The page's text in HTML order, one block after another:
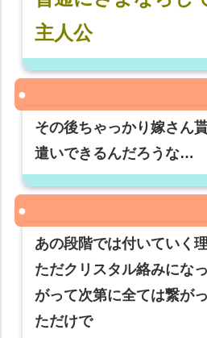
主人公
その後ちゃっかり嫁さん
遣いできるんだろうな…
あの段階では付いていく
ただクリスタル絡みにな
がって次第に全ては繋が
ただけで